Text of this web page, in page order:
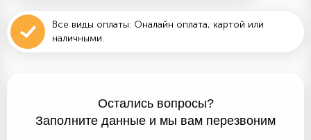
Все виды оплаты: Оналайн оплата, картой или
наличными.
Остались вопросы?
Заполните данные и мы вам перезвоним